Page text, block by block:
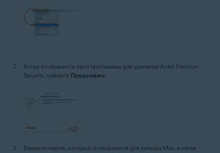
Когда отобразится окно программы для удаления Avast Premium
Security, нажмите Продолжить.
Введите пароль, который используется для запуска Mac, а затем